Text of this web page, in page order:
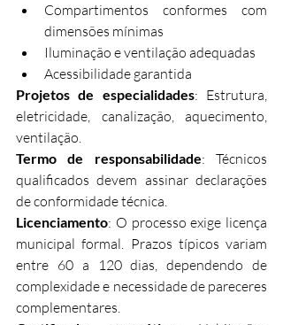
Compartimentos conformes com
dimensões mínimas
Iluminação e ventilação adequadas
Acessibilidade garantida
Projetos de especialidades: Estrutura,
eletricidade, canalização, aquecimento,
ventilação.
Termo de responsabilidade: Técnicos
qualificados devem assinar declarações
de conformidade técnica.
Licenciamento: O processo exige licença
municipal formal. Prazos típicos variam
entre 60 a 120 dias, dependendo de
complexidade e necessidade de pareceres
complementares.